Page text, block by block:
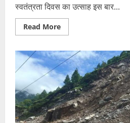
स्वतंत्रता दिवस का उत्साह इस बार...
Read MoreRead
more
के
बीच
देशभक्ति
की
गूंज:
धराली
में
समेश्वर
देवता
मंदिर